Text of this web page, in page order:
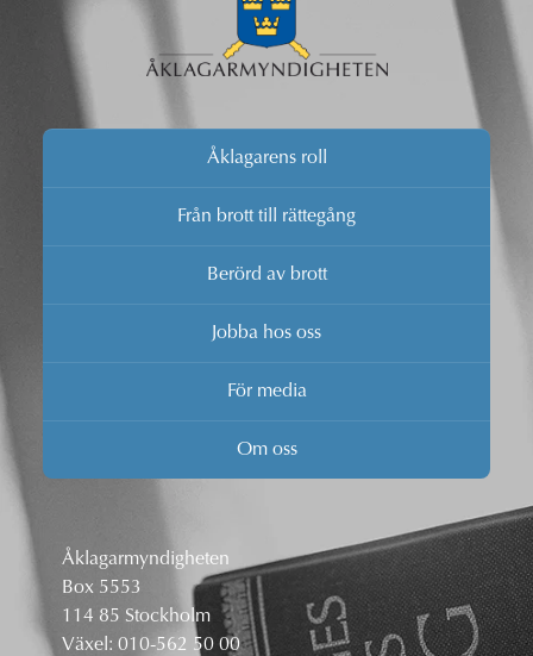
Åklagarens roll
Från brott till rättegång
Berörd av brott
Jobba hos oss
För media
Om oss
Åklagarmyndigheten
Box 5553
114 85 Stockholm
Växel: 010-562 50 00